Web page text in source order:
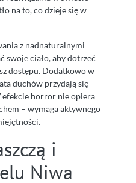
na to, co dzieje się w
z nadnaturalnymi
swoje ciało, aby dotrzeć
dostępu. Dodatkowo w
duchów przydają się
efekcie horror nie opiera
– wymaga aktywnego
i
Niwa